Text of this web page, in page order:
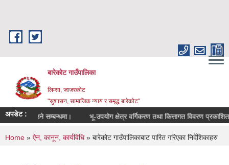
बारेकोट गाउँपालिका
लिम्सा, जाजरकोट
"सुशासन, सामाजिक न्याय र समृद्ध बारेकोट"
अपडेट :
अपनाउने सम्बन्धमा। भू-उपयोग क्षेत्र वर्गिकरण तथा कित्तागत विवरण प्रकाशित
You are here
Home » ऐन, कानून, कार्यविधि» बारेकोट गाउँपालिकाबाट पारित गरिएका निर्देशिकाहरु